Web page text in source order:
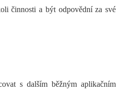
činnosti a být odpovědní za své
s dalším běžným aplikačním